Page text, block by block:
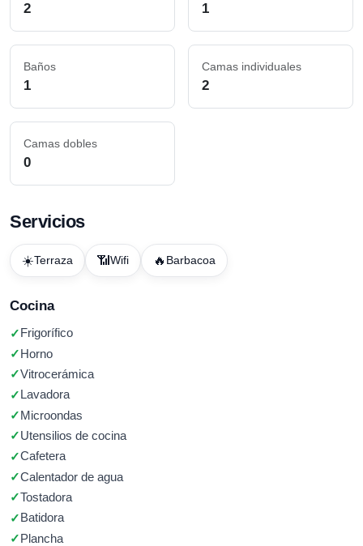
2 1
Baños
1
Camas individuales
2
Camas dobles
0
Servicios
☀️Terraza 📶 Wifi 🔥 Barbacoa
Cocina
Frigorífico
Horno
Vitrocerámica
Lavadora
Microondas
Utensilios de cocina
Cafetera
Calentador de agua
Tostadora
Batidora
Plancha